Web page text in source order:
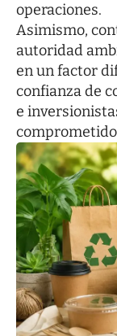
operaciones.
Asimismo,
autoridad
en un factor
confianza de
e